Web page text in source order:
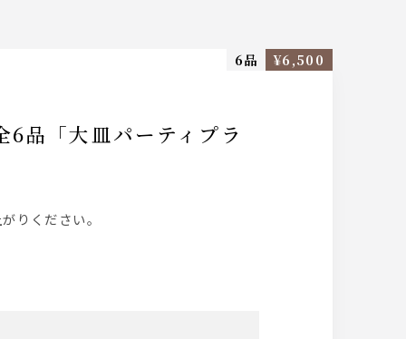
りください。
6品 ¥6,500